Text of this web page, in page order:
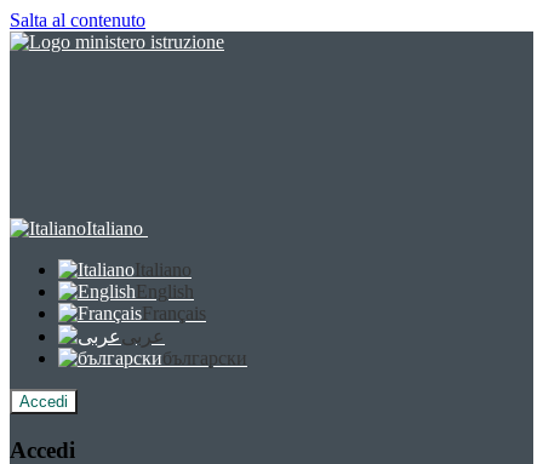
Salta al contenuto
Italiano
Italiano
English
Français
عربى
български
Accedi
Accedi